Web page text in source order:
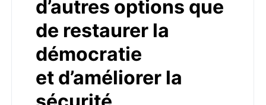
d’autres options que
de restaurer la
démocratie
et d’améliorer la